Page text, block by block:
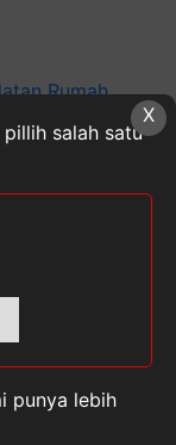
Rumah
tampilan
X
salah satu
punya lebih